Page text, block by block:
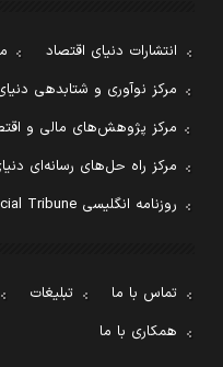
انتشارات دنیای اقتصاد
مرکز نوآوری و شتابدهی
مرکز پژوهش‌های مالی و
مرکز راه حل‌های رسانه‌ای
روزنامه انگلیسی Financial Tribune
تماس با ما تبلیغات
همکاری با ما